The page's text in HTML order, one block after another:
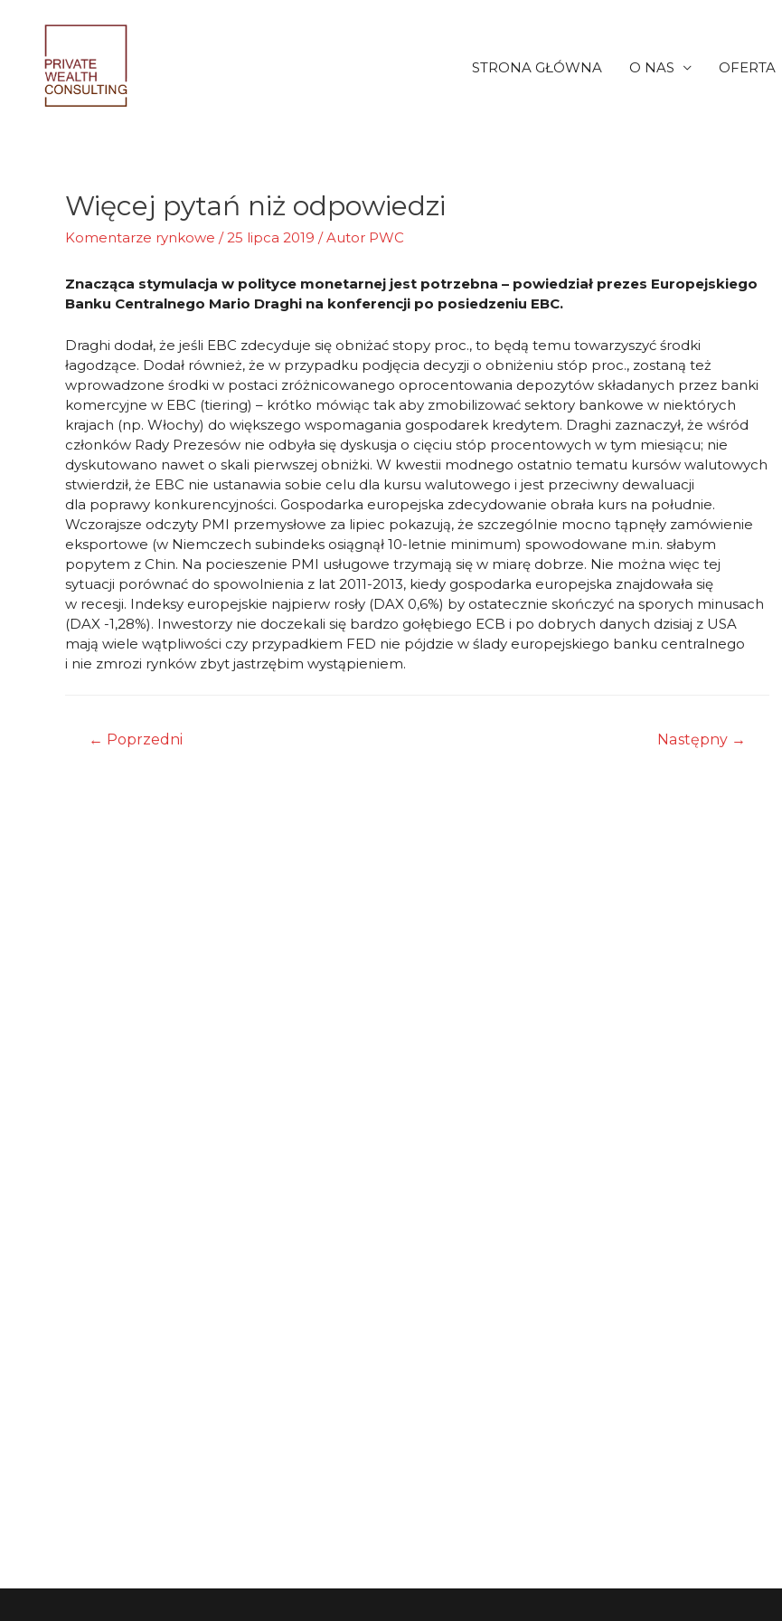
STRONA GŁÓWNA
O NAS OFERTA
Więcej pytań niż odpowiedzi
Komentarze rynkowe /25 lipca 2019 / Autor PWC
Znacząca stymulacja w polityce monetarnej jest potrzebna – powiedział prezes Europejskiego
Banku Centralnego Mario Draghi na konferencji po posiedzeniu EBC.
Draghi dodał, że jeśli EBC zdecyduje się obniżać stopy proc., to będą temu towarzyszyć środki
łagodzące. Dodał również, że w przypadku podjęcia decyzji o obniżeniu stóp proc., zostaną też
wprowadzone środki w postaci zróżnicowanego oprocentowania depozytów składanych przez banki
komercyjne w EBC (tiering) – krótko mówiąc tak aby zmobilizować sektory bankowe w niektórych
krajach (np. Włochy) do większego wspomagania gospodarek kredytem. Draghi zaznaczył, że wśród
członków Rady Prezesów nie odbyła się dyskusja o cięciu stóp procentowych w tym miesiącu; nie
dyskutowano nawet o skali pierwszej obniżki. W kwestii modnego ostatnio tematu kursów walutowych
stwierdził, że EBC nie ustanawia sobie celu dla kursu walutowego i jest przeciwny dewaluacji
dla poprawy konkurencyjności. Gospodarka europejska zdecydowanie obrała kurs na południe.
Wczorajsze odczyty PMI przemysłowe za lipiec pokazują, że szczególnie mocno tąpnęły zamówienie
eksportowe (w Niemczech subindeks osiągnął 10-letnie minimum) spowodowane m.in. słabym
popytem z Chin. Na pocieszenie PMI usługowe trzymają się w miarę dobrze. Nie można więc tej
sytuacji porównać do spowolnienia z lat 2011-2013, kiedy gospodarka europejska znajdowała się
w recesji. Indeksy europejskie najpierw rosły (DAX 0,6%) by ostatecznie skończyć na sporych minusach
(DAX -1,28%). Inwestorzy nie doczekali się bardzo gołębiego ECB i po dobrych danych dzisiaj z USA
mają wiele wątpliwości czy przypadkiem FED nie pójdzie w ślady europejskiego banku centralnego
i nie zmrozi rynków zbyt jastrzębim wystąpieniem.
Nawigacja
← Poprzedni Następny →